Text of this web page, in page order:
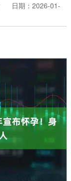
日期：2026-01-